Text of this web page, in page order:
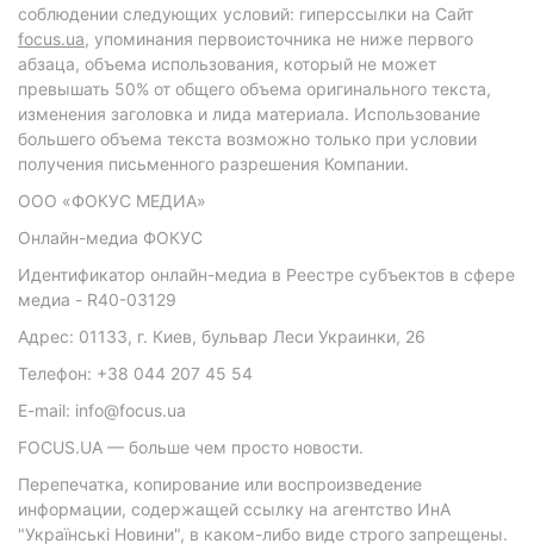
соблюдении следующих условий: гиперссылки на Сайт
focus.ua, упоминания первоисточника не ниже первого
абзаца, объема использования, который не может
превышать 50% от общего объема оригинального текста,
изменения заголовка и лида материала. Использование
большего объема текста возможно только при условии
получения письменного разрешения Компании.
ООО «ФОКУС МЕДИА»
Онлайн-медиа ФОКУС
Идентификатор онлайн-медиа в Реестре субъектов в сфере
медиа - R40-03129
Адрес: 01133, г. Киев, бульвар Леси Украинки, 26
Телефон: +38 044 207 45 54
E-mail: info@focus.ua
FOCUS.UA — больше чем просто новости.
Перепечатка, копирование или воспроизведение
информации, содержащей ссылку на агентство ИнА
"Українські Новини", в каком-либо виде строго запрещены.